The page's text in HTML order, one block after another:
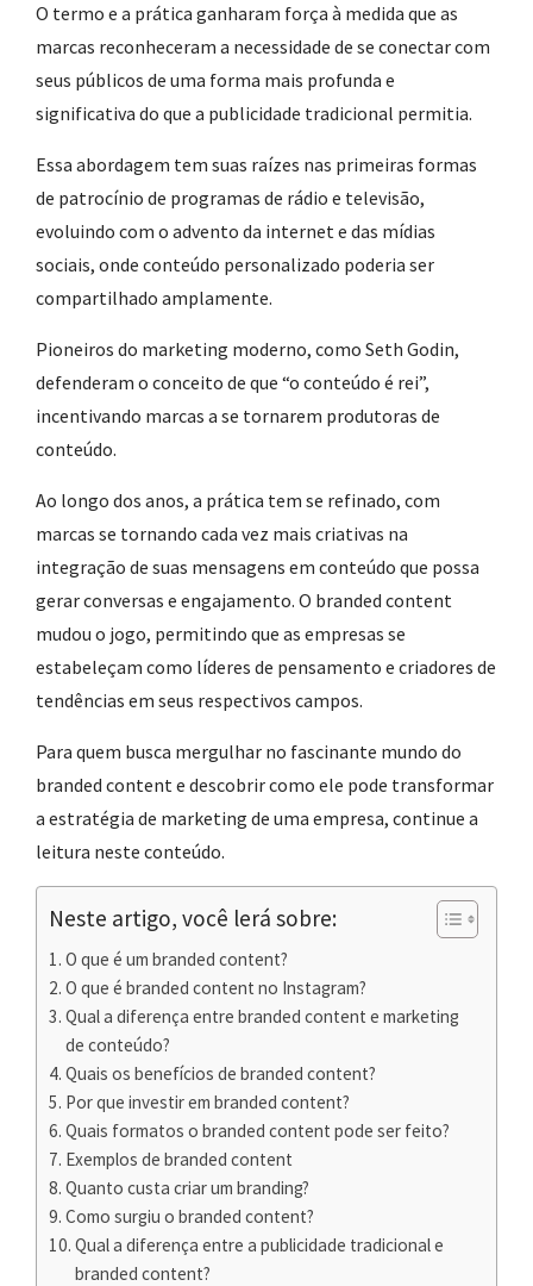
O termo e a prática ganharam força à medida que as
marcas reconheceram a necessidade de se conectar com
seus públicos de uma forma mais profunda e
significativa do que a publicidade tradicional permitia.
Essa abordagem tem suas raízes nas primeiras formas
de patrocínio de programas de rádio e televisão,
evoluindo com o advento da internet e das mídias
sociais, onde conteúdo personalizado poderia ser
compartilhado amplamente.
Pioneiros do marketing moderno, como Seth Godin,
defenderam o conceito de que “o conteúdo é rei”,
incentivando marcas a se tornarem produtoras de
conteúdo.
Ao longo dos anos, a prática tem se refinado, com
marcas se tornando cada vez mais criativas na
integração de suas mensagens em conteúdo que possa
gerar conversas e engajamento. O branded content
mudou o jogo, permitindo que as empresas se
estabeleçam como líderes de pensamento e criadores de
tendências em seus respectivos campos.
Para quem busca mergulhar no fascinante mundo do
branded content e descobrir como ele pode transformar
a estratégia de marketing de uma empresa, continue a
leitura neste conteúdo.
Neste artigo, você lerá sobre:
O que é um branded content?
O que é branded content no Instagram?
Qual a diferença entre branded content e marketing
de conteúdo?
Quais os benefícios de branded content?
Por que investir em branded content?
Quais formatos o branded content pode ser feito?
Exemplos de branded content
Quanto custa criar um branding?
Como surgiu o branded content?
Qual a diferença entre a publicidade tradicional e
branded content?